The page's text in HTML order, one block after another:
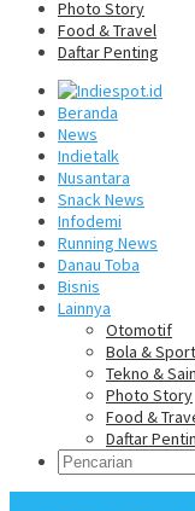
Photo Story
Food & Travel
Daftar Penting
Beranda
News
Indietalk
Nusantara
Snack News
Infodemi
Running News
Danau Toba
Bisnis
Lainnya
Otomotif
Bola & Sport
Tekno &
Photo Story
Food &
Daftar